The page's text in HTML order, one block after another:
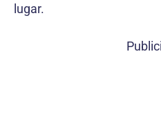
lugar.